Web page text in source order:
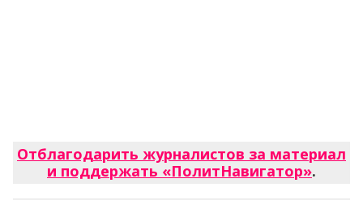
Отблагодарить журналистов за материал
и поддержать «ПолитНавигатор».